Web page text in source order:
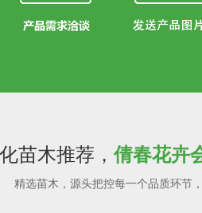
苗木推荐， 倩春花卉
精选苗木，源头把控每一个品质环节